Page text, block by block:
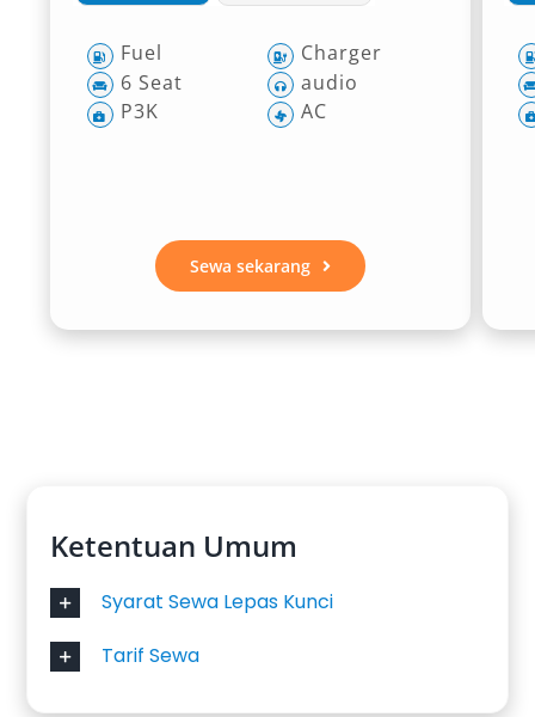
Fuel
6 Seat
P3K
Charger
audio
AC
Sewa sekarang
Ketentuan Umum
Syarat Sewa Lepas Kunci
Tarif Sewa